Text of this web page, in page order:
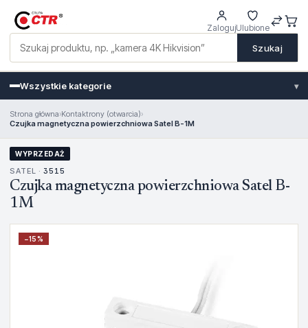
Szukaj
ZalogujUlubione
Wszystkie kategorie ▾
Strona główna›Kontaktrony (otwarcia)›
Czujka magnetyczna powierzchniowa Satel B-1M
WYPRZEDAŻ
SATEL · 3515
Czujka magnetyczna powierzchniowa Satel B-
1M
−15%